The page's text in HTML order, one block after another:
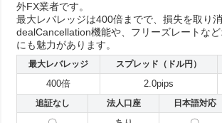
外FX業者です。
最大レバレッジは400倍までで、損失を取り
dealCancellation機能や、フリーズレートな
にも魅力があります。
最大レバレッジ スプレッド（ドル円）
400倍 2.0pips
追証なし 法人口座 日本語対応